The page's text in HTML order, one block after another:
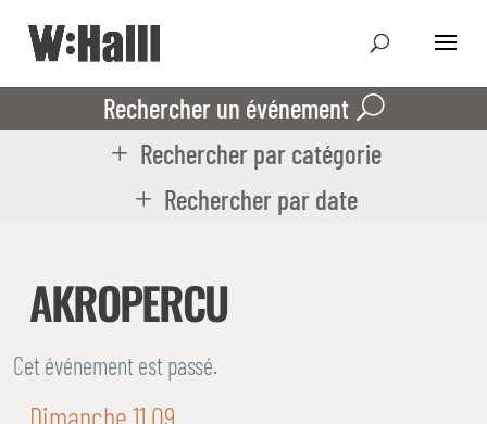
Rechercher un événement
Rechercher par catégorie
Rechercher par date
AKROPERCU
Cet événement est passé.
Dimanche 11.09